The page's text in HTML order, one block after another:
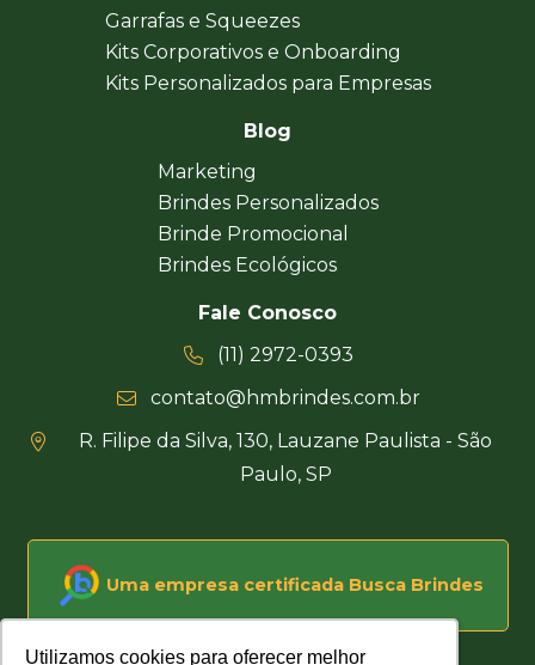
Utilizamos cookies para oferecer melhor
Utilizamos cookies para oferecer melhor
Garrafas e Squeezes
Kits Corporativos e Onboarding
Kits Personalizados para Empresas
Blog
Marketing
Brindes Personalizados
Brinde Promocional
Brindes Ecológicos
Fale Conosco
(11) 2972-0393
contato@hmbrindes.com.br
R. Filipe da Silva, 130, Lauzane Paulista - São
Paulo, SP
Uma empresa certificada Busca Brindes